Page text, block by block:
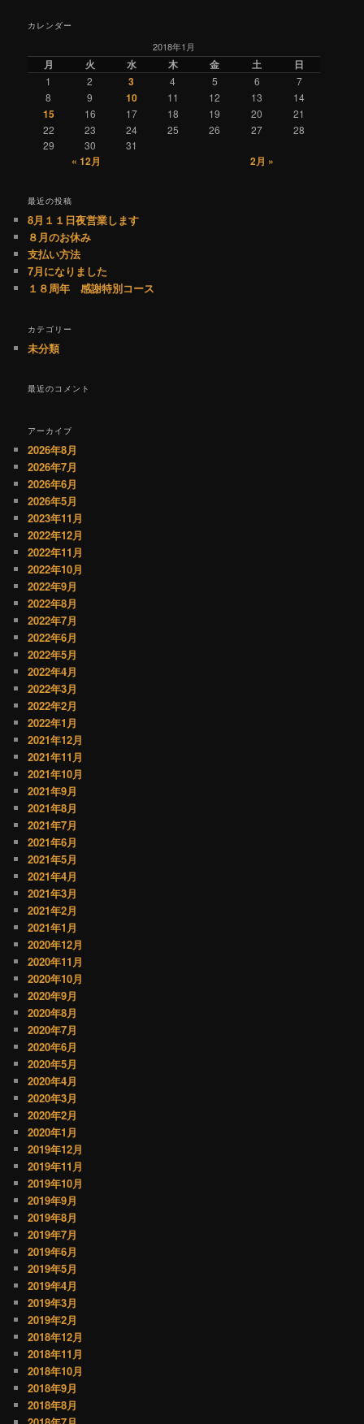
カレンダー
2018年1月
月 火 水 木 金 土 日
1 2 3 4 5 6
7
8
9 10 11 12 13 14
15 16 17 18 19 20
21
22
23 24 25 26 27
28
29
30 31
« 12月 2月 »
最近の投稿
8月１１日夜営業します
８月のお休み
支払い方法
7月になりました
１８周年 感謝特別コース
カテゴリー
未分類
最近のコメント
アーカイブ
2026年8月
2026年7月
2026年6月
2026年5月
2023年11月
2022年12月
2022年11月
2022年10月
2022年9月
2022年8月
2022年7月
2022年6月
2022年5月
2022年4月
2022年3月
2022年2月
2022年1月
2021年12月
2021年11月
2021年10月
2021年9月
2021年8月
2021年7月
2021年6月
2021年5月
2021年4月
2021年3月
2021年2月
2021年1月
2020年12月
2020年11月
2020年10月
2020年9月
2020年8月
2020年7月
2020年6月
2020年5月
2020年4月
2020年3月
2020年2月
2020年1月
2019年12月
2019年11月
2019年10月
2019年9月
2019年8月
2019年7月
2019年6月
2019年5月
2019年4月
2019年3月
2019年2月
2018年12月
2018年11月
2018年10月
2018年9月
2018年8月